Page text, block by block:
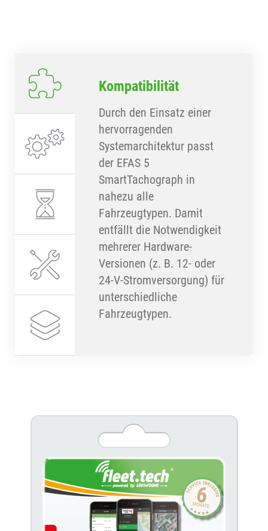
Kompatibilität
Durch den Einsatz einer
hervorragenden
Systemarchitektur passt
der EFAS 5
SmartTachograph in
nahezu alle
Fahrzeugtypen. Damit
entfällt die Notwendigkeit
mehrerer Hardware-
Versionen (z. B. 12- oder
24-V-Stromversorgung) für
unterschiedliche
Fahrzeugtypen.